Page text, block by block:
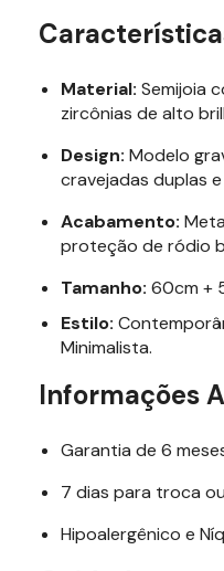
Material: Semijoia
zircônias de alto
Design: Modelo
cravejadas duplas
Acabamento:
proteção de ródio
Tamanho: 60cm +
Estilo:
Minimalista.
Informações
Garantia de 6
7 dias para troca
Hipoalergênico e